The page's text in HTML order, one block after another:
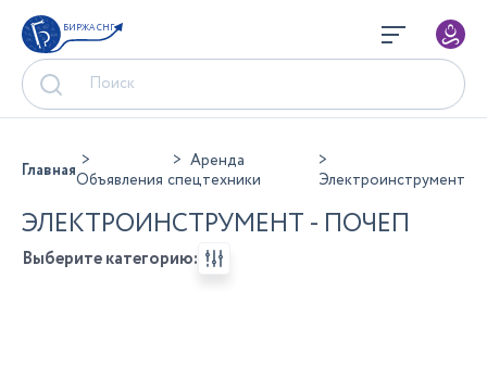
БИРЖА СНГ
ГлавнаяОбъявления
Аренда
спецтехники
Электроинструмент
ЭЛЕКТРОИНСТРУМЕНТ - ПОЧЕП
Выберите категорию: